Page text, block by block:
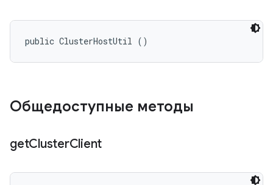
public ClusterHostUtil ()
Общедоступные методы
getClusterClient